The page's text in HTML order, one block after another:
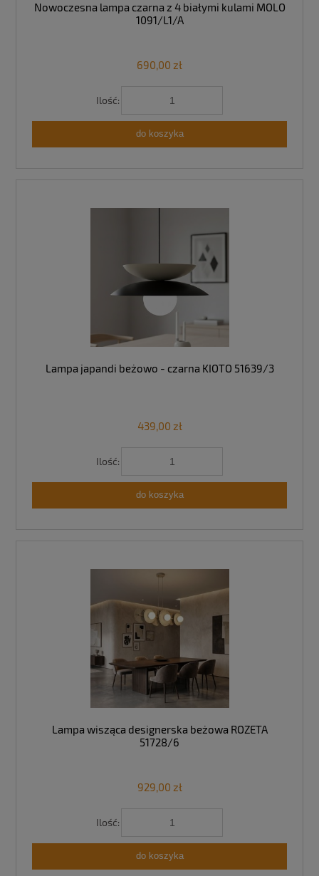
Nowoczesna lampa czarna z 4 białymi kulami MOLO
1091/L1/A
690,00 zł
Ilość:
do koszyka
Lampa japandi beżowo - czarna KIOTO 51639/3
439,00 zł
Ilość:
do koszyka
Lampa wisząca designerska beżowa ROZETA
51728/6
929,00 zł
Ilość:
do koszyka